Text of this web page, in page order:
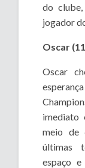
do
jogador
Oscar
Oscar
imediato
meio de
últimas
espaço